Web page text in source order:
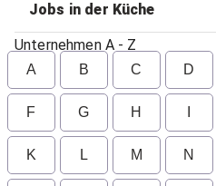
Jobs in der Küche
Unternehmen A - Z
A B C D
F G H
K L M N